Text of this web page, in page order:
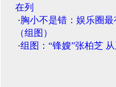
在列
·胸小不是错：娱乐圈
（组图）
·组图：“锋嫂”张柏芝